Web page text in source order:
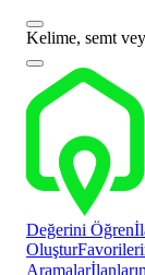
Kelime, semt
Değerini Öğren
Oluştur
Aramalar